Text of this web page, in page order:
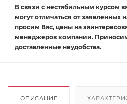
В связи с нестабильным курсом
могут отличаться от заявленных
просим Вас, цены на
менеджеров компании.
доставленные неудобства.
ОПИСАНИЕ